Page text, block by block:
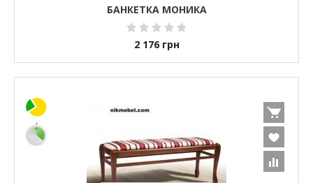
БАНКЕТКА МОНИКА
2 176 грн